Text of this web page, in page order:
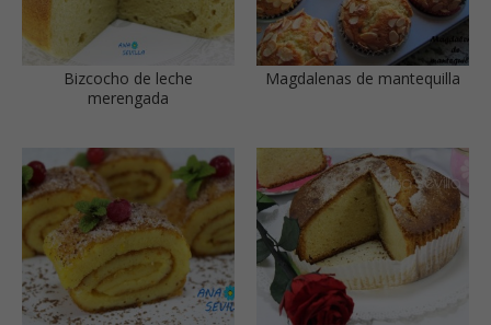
Bizcocho de leche
merengada
Magdalenas de mantequilla